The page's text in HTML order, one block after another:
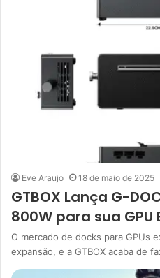
Eve Araujo 18 de maio de 2025
GTBOX Lança G-
800W para sua GPU
O mercado de docks para GPUs
expansão, e a GTBOX acaba de